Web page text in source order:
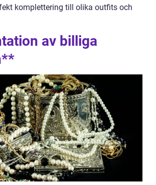
komplettering till olika outfits och
av billiga